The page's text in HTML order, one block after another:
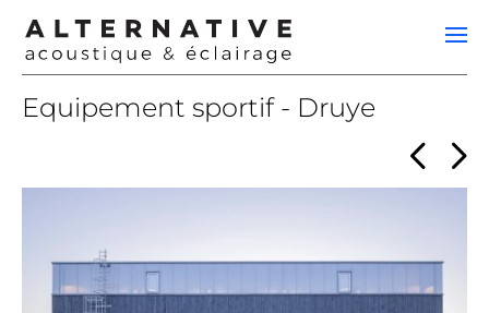
Equipement sportif - Druye
< >